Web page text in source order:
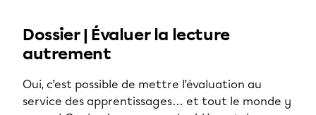
Dossier | Évaluer la lecture
autrement
Oui, c’est possible de mettre l’évaluation au
service des apprentissages… et tout le monde y